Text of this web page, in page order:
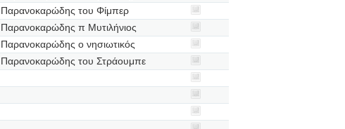
Παρανοκαρώδης του Φίμπερ
Παρανοκαρώδης π Μυτιλήνιος
Παρανοκαρώδης ο νησιωτικός
Παρανοκαρώδης του Στράουμπε